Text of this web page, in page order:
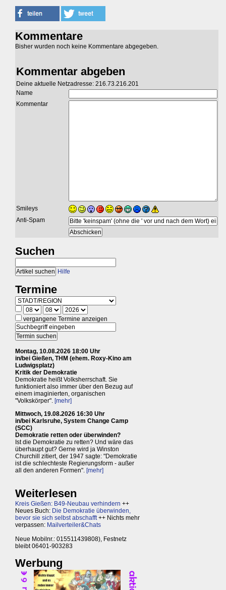
Kommentare
Bisher wurden noch keine Kommentare abgegeben.
Kommentar abgeben
Deine aktuelle Netzadresse: 216.73.216.201
Name
Kommentar
Smileys
Anti-Spam
Suchen
Hilfe
Termine
vergangene Termine anzeigen
Montag, 10.08.2026 18:00 Uhr
in/bei Gießen, THM (ehem. Roxy-Kino am
Ludwigsplatz)
Kritik der Demokratie
Demokratie heißt Volksherrschaft. Sie
funktioniert also immer über den Bezug auf
einem imaginierten, organischen
"Volkskörper". [mehr]
Mittwoch, 19.08.2026 16:30 Uhr
in/bei Karlsruhe, System Change Camp
(SCC)
Demokratie retten oder überwinden?
Ist die Demokratie zu retten? Und wäre das
überhaupt gut? Gerne wird ja Winston
Churchill zitiert, der 1947 sagte: "Demokratie
ist die schlechteste Regierungsform - außer
all den anderen Formen". [mehr]
Weiterlesen
Kreis Gießen: B49-Neubau verhindern ++
Neues Buch: Die Demokratie überwinden,
bevor sie sich selbst abschafft++ Nichts mehr
verpassen: Mailverteiler&Chats
Neue Mobilnr.: 015511439808), Festnetz
bleibt 06401-903283
Werbung